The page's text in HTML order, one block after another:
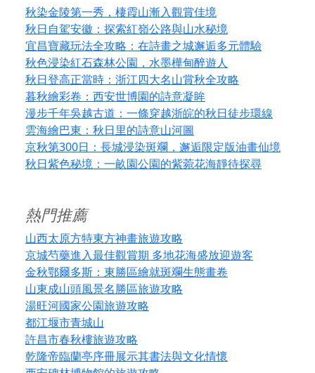
秋染金陵第一秀，棲霞山漸入觀賞佳境
秋日自駕安徽：探索紅嶺公路與山水秘境
宜昌寶藏玩法全攻略：在詩畫之城邂逅多元體驗
秋色浸染紅石森林公園，水墨樺甸醉遊人
秋日登高正當時：浙江四大名山賞秋全攻略
暮秋繪彩卷：西安世博園的詩意凝眸
漫步千年吳越古道：一條穿越浙皖的秋日徒步環線
雲海繪巴東：秋日里的詩意山河圖
京秋第300日：長城浸染斑斕，邂逅限定版油畫仙境
秋日紫色秘境：一畝園公園的紫菀花海靜待探尋
熱門推薦
山西太原方特東方神畫旅遊攻略
京城芍藥進入最佳觀賞期 多地花海盛放迎遊客
金秋鄂爾多斯：東勝區繪就斑斕生態畫卷
山東成山頭風景名勝區旅遊攻略
湯旺河國家公園旅遊攻略
都江堰市青城山
許昌市春秋樓旅遊攻略
乾隆帝臨蘭亭序冊展示其書法與文化情懷